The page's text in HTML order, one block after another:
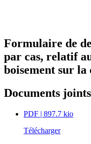
Formulaire de
par cas, relatif
boisement sur la
Documents joints
PDF | 897.7 kio
Télécharger